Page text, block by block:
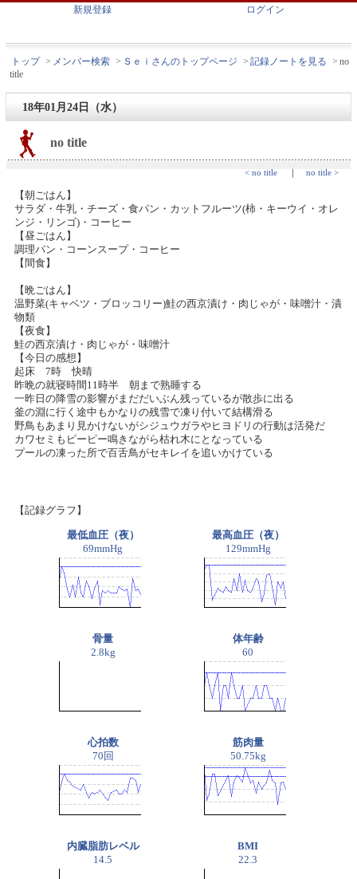
新規登録 ログイン
トップ > メンバー検索 > Ｓｅｉさんのトップページ > 記録ノートを見る > no
title
18年01月24日（水）
no title
< no title ｜ no title >
【朝ごはん】
サラダ・牛乳・チーズ・食パン・カットフルーツ(柿・キーウイ・オレ
ンジ・リンゴ)・コーヒー
【昼ごはん】
調理パン・コーンスープ・コーヒー
【間食】
【晩ごはん】
温野菜(キャベツ・ブロッコリー)鮭の西京漬け・肉じゃが・味噌汁・漬
物類
【夜食】
鮭の西京漬け・肉じゃが・味噌汁
【今日の感想】
起床 7時 快晴
昨晩の就寝時間11時半 朝まで熟睡する
一昨日の降雪の影響がまだだいぶん残っているが散歩に出る
釜の淵に行く途中もかなりの残雪で凍り付いて結構滑る
野鳥もあまり見かけないがシジュウガラやヒヨドリの行動は活発だ
カワセミもピーピー鳴きながら枯れ木にとなっている
プールの凍った所で百舌鳥がセキレイを追いかけている
【記録グラフ】
最低血圧（夜）
69mmHg
最高血圧（夜）
129mmHg
骨量
2.8kg
体年齢
60
心拍数
70回
筋肉量
50.75kg
内臓脂肪レベル
14.5
BMI
22.3